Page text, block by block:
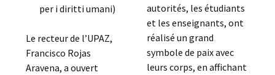
per i diritti umani)
Le recteur de l’UPAZ,
Francisco Rojas
Aravena, a ouvert
autorités, les étudiants
et les enseignants, ont
réalisé un grand
symbole de paix avec
leurs corps, en affichant